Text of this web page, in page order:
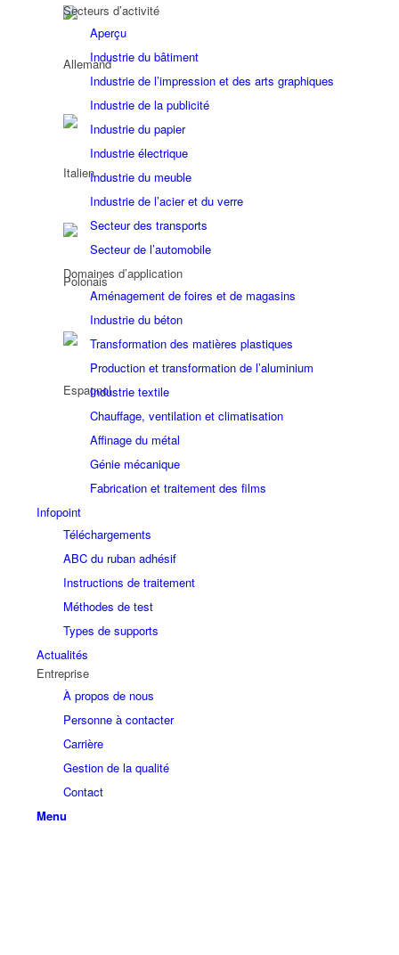
Secteurs d’activité
Aperçu
Industrie du bâtiment
Industrie de l’impression et des arts graphiques
Industrie de la publicité
Industrie du papier
Industrie électrique
Industrie du meuble
Industrie de l’acier et du verre
Secteur des transports
Secteur de l’automobile
Domaines d’application
Aménagement de foires et de magasins
Industrie du béton
Transformation des matières plastiques
Production et transformation de l’aluminium
Industrie textile
Chauffage, ventilation et climatisation
Affinage du métal
Génie mécanique
Fabrication et traitement des films
Infopoint
Téléchargements
ABC du ruban adhésif
Instructions de traitement
Méthodes de test
Types de supports
Actualités
Entreprise
À propos de nous
Personne à contacter
Carrière
Gestion de la qualité
Contact
Menu